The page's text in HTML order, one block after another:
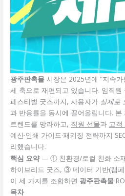
광주판촉물 시장은 2025년에 “지속가
세 축으로 재편되고 있습니다. 임직
페스티벌 굿즈까지, 사용자가 실제로
과 반응률을 동시에 끌어올립니다. 본
트렌드를 망라하고, 직원 선물과 고객
예산·인쇄 가이드·패키징 전략까지
리했습니다.
핵심 요약— ① 친환경/로컬 친화 소
하이브리드 굿즈, ③ 데이터 기반(캠페
이 세 가지를 조합하면 광주판촉물
목차